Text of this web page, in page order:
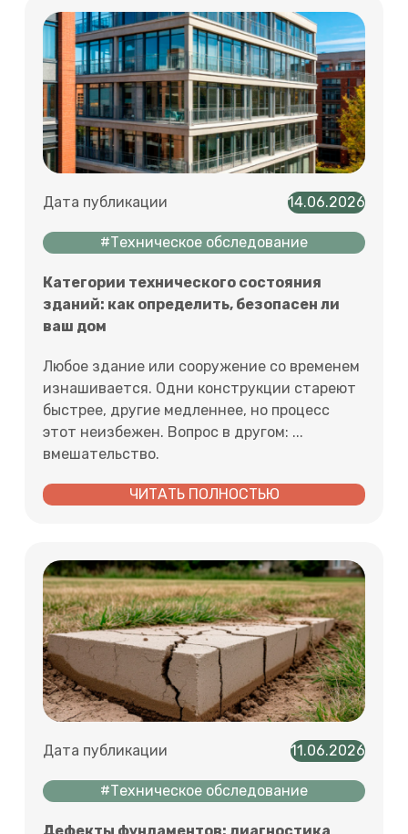
Дата публикации 14.06.2026
#Техническое обследование
Категории технического состояния
зданий: как определить, безопасен ли
ваш дом
Любое здание или сооружение со временем
изнашивается. Одни конструкции стареют
быстрее, другие медленнее, но процесс
этот неизбежен. Вопрос в другом: ...
вмешательство.
ЧИТАТЬ ПОЛНОСТЬЮ
Дата публикации 11.06.2026
#Техническое обследование